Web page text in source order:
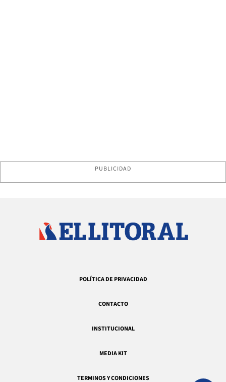
PUBLICIDAD
POLÍTICA DE PRIVACIDAD
CONTACTO
INSTITUCIONAL
MEDIA KIT
TERMINOS Y CONDICIONES